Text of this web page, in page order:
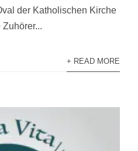
der Katholischen Kirche
+ READ MORE